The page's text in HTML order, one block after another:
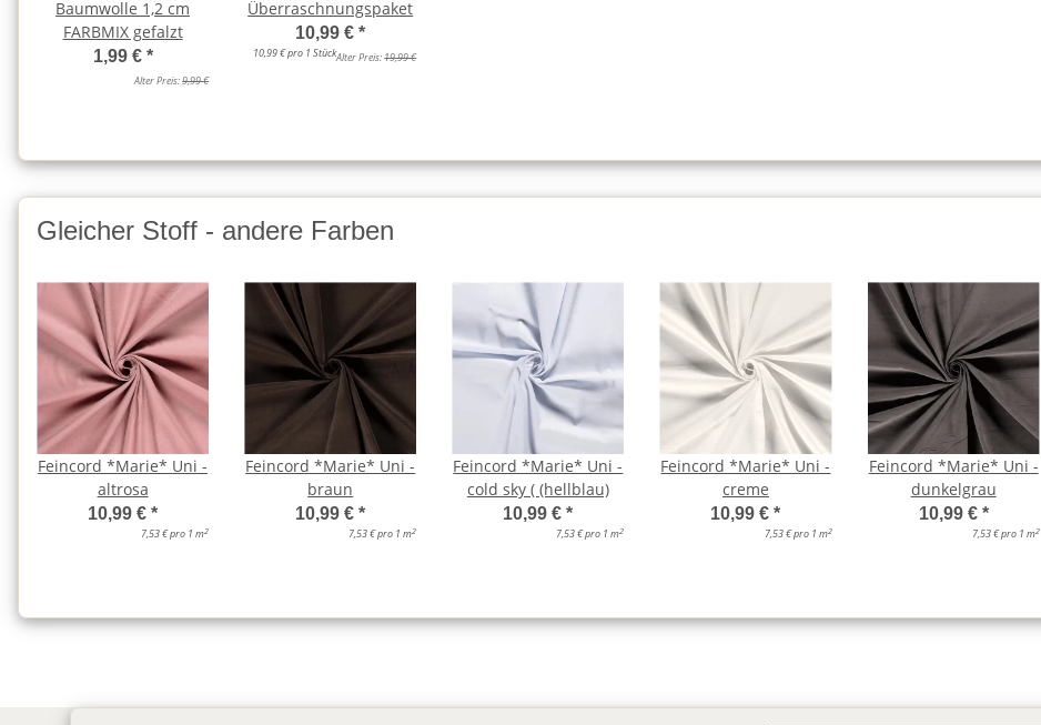
Baumwolle 1,2 cm
FARBMIX gefalzt
1,99 € *
Alter Preis:9,99 €
Überraschnungspaket
10,99 €*
10,99 € pro 1 StückAlter Preis:19,99 €
Gleicher Stoff - andere Farben
Feincord *Marie* Uni -
altrosa
10,99 €*
7,53 € pro 1 m2
Feincord *Marie* Uni -
braun
10,99 €*
7,53 € pro 1 m2
Feincord *Marie* Uni -
cold sky ( (hellblau)
10,99 €*
7,53 € pro 1 m2
Feincord *Marie* Uni -
creme
10,99 €*
7,53 € pro 1 m2
Feincord *Marie* Uni -
dunkelgrau
10,99 € *
7,53 € pro 1 m2